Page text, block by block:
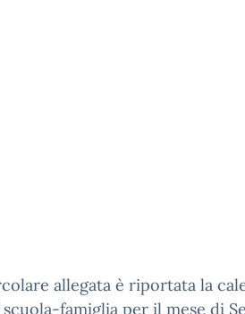
allegata è riportata la
famiglia per il mese di